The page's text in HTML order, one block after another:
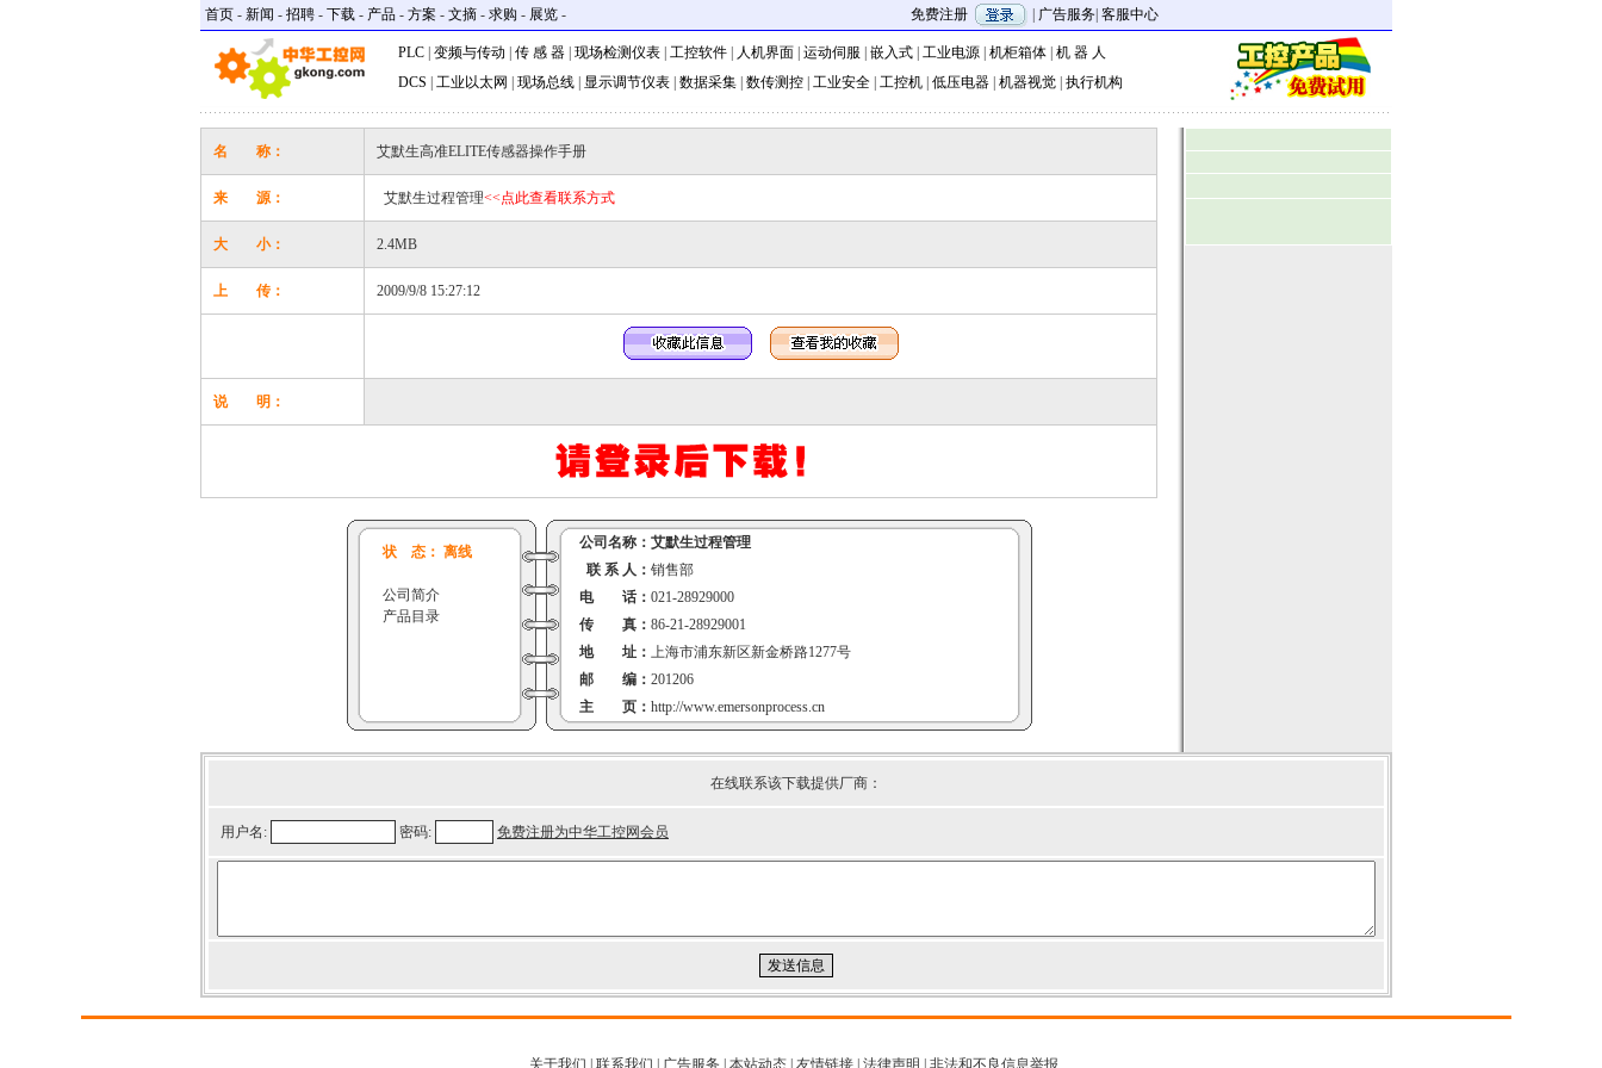
首页 - 新闻 - 招聘 - 下载 - 产品 - 方案 - 文摘 - 求购 - 展览 - 免费注册 广告服务 客服中心
PLC 变频与传动 传 感 器 现场检测仪表 工控软件 人机界面 运动伺服 嵌入式 工业电源 机柜箱体 机 器 人
DCS
工业以太网 现场总线 显示调节仪表 数据采集 数传测控 工业安全 工控机 低压电器 机器视觉 执行机构
名 称： 艾默生高准ELITE传感器操作手册
来 源： 艾默生过程管理<<点此查看联系方式
大 小： 2.4MB
上 传： 2009/9/8 15:27:12
说 明：
状 态： 离线
公司简介
产品目录
公司名称： 艾默生过程管理
联 系 人： 销售部
电 话： 021-28929000
传 真： 86-21-28929001
地 址： 上海市浦东新区新金桥路1277号
邮 编： 201206
主 页： http://www.emersonprocess.cn
在线联系该下载提供厂商：
用户名: 密码: 免费注册为中华工控网会员
关于我们 联系我们 广告服务 本站动态| 友情链接| 法律声明 非法和不良信息举报